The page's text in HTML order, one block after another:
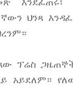
ህንጻ
ፕሬስ
አይደለም።